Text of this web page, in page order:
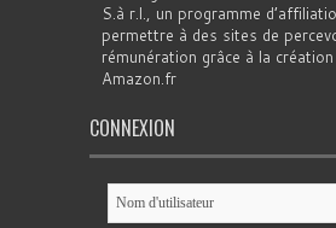
S.à r.l., un programme
permettre à des sites de
rémunération grâce à la
Amazon.fr
CONNEXION